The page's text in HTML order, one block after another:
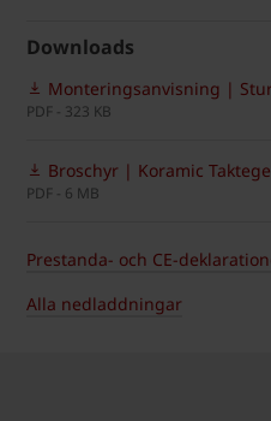
Downloads
Monteringsanvisning |
PDF - 323 KB
Broschyr | Koramic
PDF - 6 MB
Prestanda- och CE-
Alla nedladdningar